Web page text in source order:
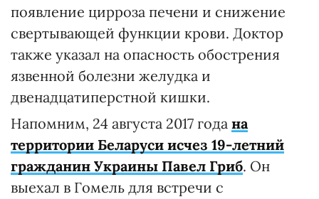
появление цирроза печени и снижение
свертывающей функции крови. Доктор
также указал на опасность обострения
язвенной болезни желудка и
двенадцатиперстной кишки.
Напомним, 24 августа 2017 года на
территории Беларуси исчез 19-летний
гражданин Украины Павел Гриб. Он
выехал в Гомель для встречи с